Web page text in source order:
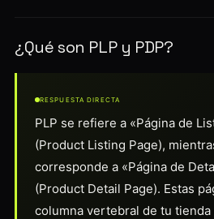
¿Qué son PLP y PDP?
RESPUESTA DIRECTA
PLP se refiere a «Página de
(Product Listing Page),
corresponde a «Página de
(Product Detail Page). Estas
columna vertebral de tu